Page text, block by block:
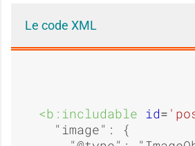
u
d
'
Le code XML
<b:includable id=
  "image": {